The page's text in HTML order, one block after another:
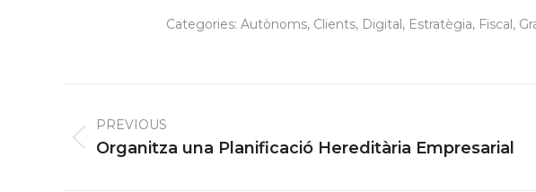
Categories: Autònoms, Clients, Digital, Estratègia, Fiscal,
navigation
PREVIOUS
Previous
Organitza una Planificació Hereditària Empresarial